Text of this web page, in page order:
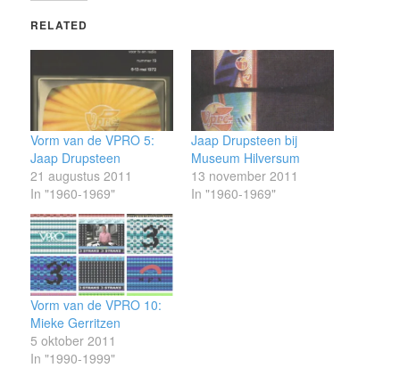
RELATED
Vorm van de VPRO 5:
Jaap Drupsteen
21 augustus 2011
In "1960-1969"
Jaap Drupsteen bij
Museum Hilversum
13 november 2011
In "1960-1969"
Vorm van de VPRO 10:
Mieke Gerritzen
5 oktober 2011
In "1990-1999"